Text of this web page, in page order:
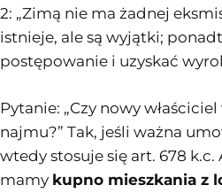
2: „Zimą nie ma żadnej
istnieje, ale są wyjątki;
postępowanie i uzyskać
Pytanie: „Czy nowy
najmu?” Tak, jeśli ważna
wtedy stosuje się art. 678
mamy kupno mieszkania z